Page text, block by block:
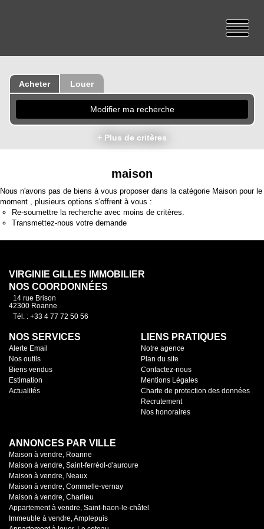
Acheter Louer
Modifier ma recherche
+ Plus de critères
maison
Nous n'avons pas de biens à vous proposer dans la catégorie Maison pour le
moment , plusieurs options s'offrent à vous :
Re-soumettre la recherche avec moins de critères.
Transmettez-nous votre demande
VIRGINIE GILLES IMMOBILIER
NOS COORDONNÉES
14 rue Brison
42300 Roanne
Tél. : +33 4 77 72 50 56
NOS SERVICES
Alerte Email
Nos outils
Biens vendus
Estimation
Actualités
LIENS PRATIQUES
Notre agence
Plan du site
Contactez-nous
Mentions Légales
Charte de protection des données
Recrutement
Nos honoraires
ANNONCES PAR VILLE
Maison à vendre, Roanne
Maison à vendre, Saint-ferréol-d'auroure
Maison à vendre, Neaux
Maison à vendre, Commelle-vernay
Maison à vendre, Charlieu
Appartement à vendre, Saint-haon-le-châtel
Immeuble à vendre, Amplepuis